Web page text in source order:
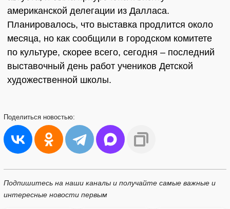
американской делегации из Далласа.
Планировалось, что выставка продлится около
месяца, но как сообщили в городском комитете
по культуре, скорее всего, сегодня – последний
выставочный день работ учеников Детской
художественной школы.
Поделиться новостью:
Подпишитесь на наши каналы и получайте самые важные и
интересные новости первым